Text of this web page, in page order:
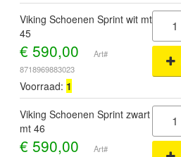
Viking Schoenen Sprint wit mt
45
€ 590,00
Art#
8718969883023
Voorraad: 1
Viking Schoenen Sprint zwart
mt 46
€ 590,00
Art#